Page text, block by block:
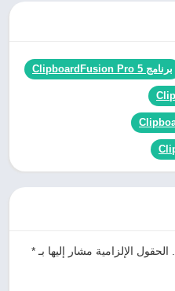
برنامج ClipboardFusion Pro 5
الحقول الإلزامية مشار إليها بـ *